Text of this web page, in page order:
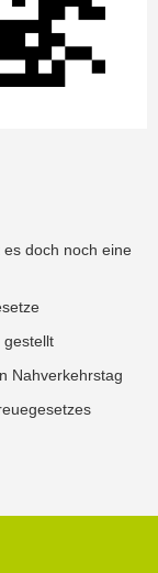
doch noch eine
gestellt
Nahverkehrstag